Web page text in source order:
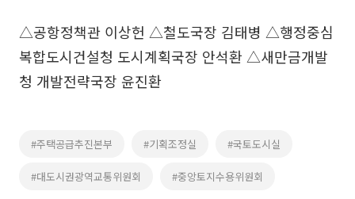
△공항정책관 이상헌 △철도국장 김태병 △행정중심
복합도시건설청 도시계획국장 안석환 △새만금개발
청 개발전략국장 윤진환
#주택공급추진본부 #기획조정실 #국토도시실
#대도시권광역교통위원회 #중앙토지수용위원회